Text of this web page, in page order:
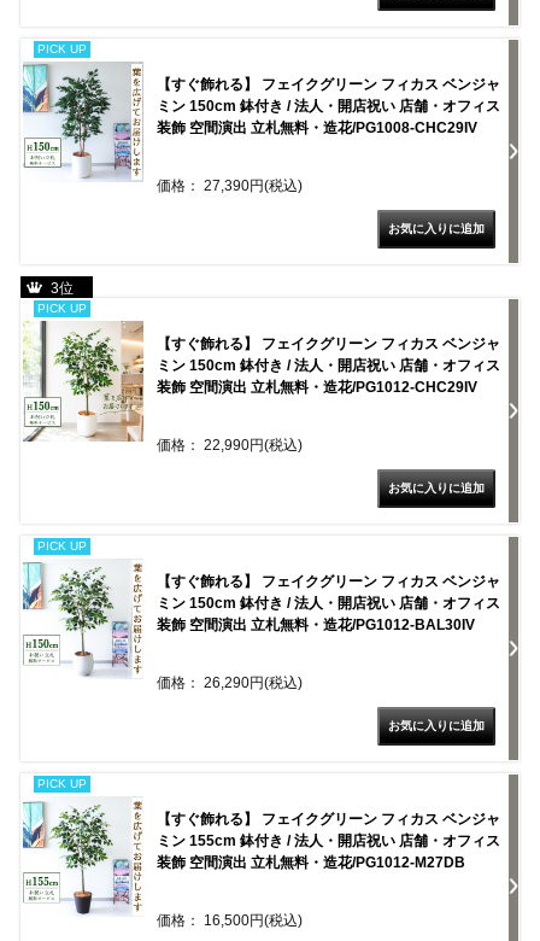
PICK UP
【すぐ飾れる】 フェイクグリーン フィカス ベンジャ
ミン 150cm 鉢付き / 法人・開店祝い 店舗・オフィス
装飾 空間演出 立札無料・造花/PG1008-CHC29IV
価格： 27,390円(税込)
3位
PICK UP
【すぐ飾れる】 フェイクグリーン フィカス ベンジャ
ミン 150cm 鉢付き / 法人・開店祝い 店舗・オフィス
装飾 空間演出 立札無料・造花/PG1012-CHC29IV
価格： 22,990円(税込)
PICK UP
【すぐ飾れる】 フェイクグリーン フィカス ベンジャ
ミン 150cm 鉢付き / 法人・開店祝い 店舗・オフィス
装飾 空間演出 立札無料・造花/PG1012-BAL30IV
価格： 26,290円(税込)
PICK UP
【すぐ飾れる】 フェイクグリーン フィカス ベンジャ
ミン 155cm 鉢付き / 法人・開店祝い 店舗・オフィス
装飾 空間演出 立札無料・造花/PG1012-M27DB
価格： 16,500円(税込)